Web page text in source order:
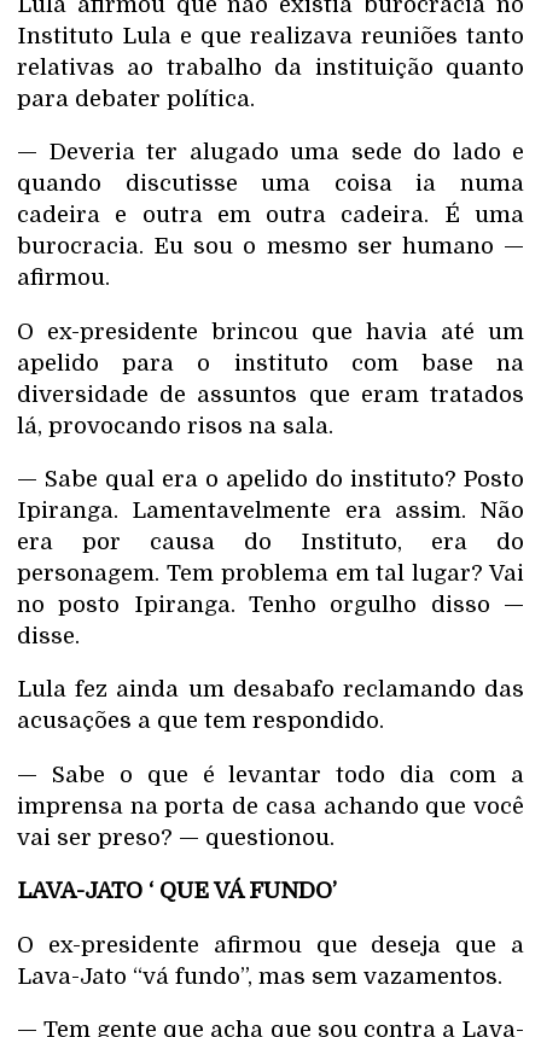
Instituto Lula e que realizava reuniões tanto
relativas ao trabalho da instituição quanto
para debater política.
— Deveria ter alugado uma sede do lado e
quando discutisse uma coisa ia numa
cadeira e outra em outra cadeira. É uma
burocracia. Eu sou o mesmo ser humano —
afirmou.
O ex-presidente brincou que havia até um
apelido para o instituto com base na
diversidade de assuntos que eram tratados
lá, provocando risos na sala.
— Sabe qual era o apelido do instituto? Posto
Ipiranga. Lamentavelmente era assim. Não
era por causa do Instituto, era do
personagem. Tem problema em tal lugar? Vai
no posto Ipiranga. Tenho orgulho disso —
disse.
Lula fez ainda um desabafo reclamando das
acusações a que tem respondido.
— Sabe o que é levantar todo dia com a
imprensa na porta de casa achando que você
vai ser preso? — questionou.
LAVA-JATO ‘ QUE VÁ FUNDO’
O ex-presidente afirmou que deseja que a
Lava-Jato “vá fundo”, mas sem vazamentos.
— Tem gente que acha que sou contra a Lava-